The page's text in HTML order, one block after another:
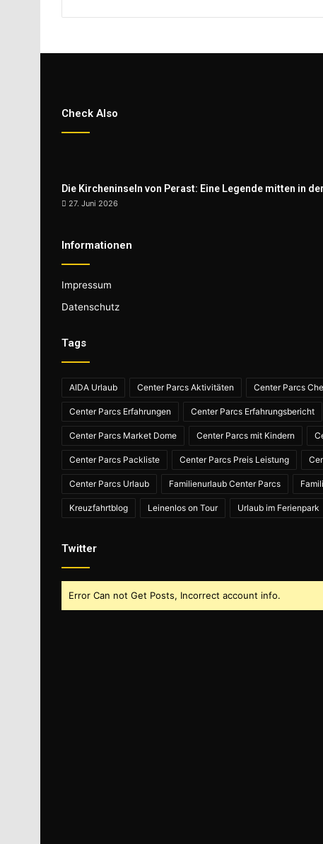
Check Also
Die Kircheninseln von Perast: Eine Legende mitten in
27. Juni 2026
Informationen
Impressum
Datenschutz
Tags
AIDA Urlaub Center Parcs Aktivitäten Center Parcs
Center Parcs Erfahrungen Center Parcs Erfahrungsbericht
Center Parcs Market Dome Center Parcs mit Kindern
Center Parcs Packliste Center Parcs Preis Leistung
Center Parcs Urlaub Familienurlaub Center Parcs
Kreuzfahrtblog Leinenlos on Tour Urlaub im Ferienpark
Twitter
Error Can not Get Posts, Incorrect account info.